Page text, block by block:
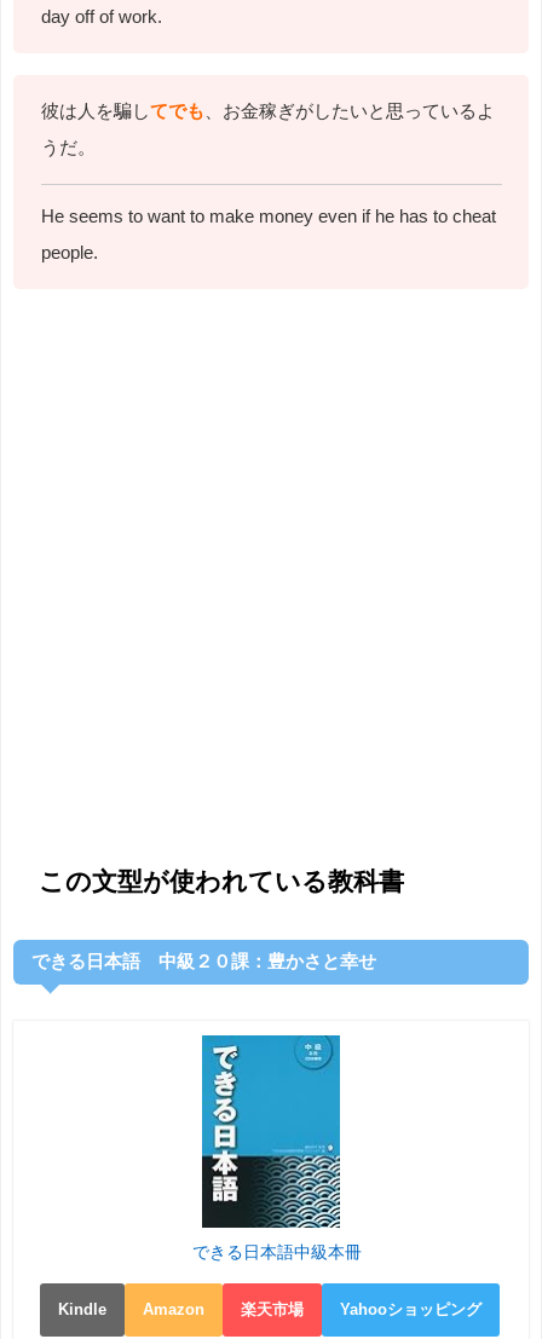
day off of work.
彼は人を騙してでも 、お金稼ぎがしたいと思っているよ
うだ。
He seems to want to make money even if he has to cheat
people.
この文型が使われている教科書
できる日本語 中級２０課：豊かさと幸せ
できる日本語中級本冊
Kindle Amazon 楽天市場 Yahooショッピング